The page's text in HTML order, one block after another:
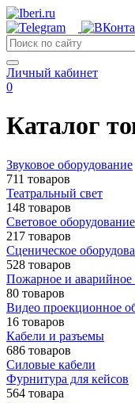
Личный кабинет
0
Каталог
Звуковое оборудование
711 товаров
Театральный свет
148 товаров
Световое оборудование
217 товаров
Сценическое
528 товаров
Пожарное и
80 товаров
Видео проекционное
16 товаров
Кабели и разъемы
686 товаров
Силовые кабели
Фурнитура для кейсов
564 товара